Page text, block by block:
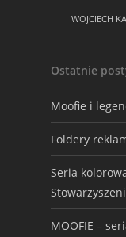
WOJCIECH
Ostatnie
Moofie i
Foldery
Seria
MOOFIE –